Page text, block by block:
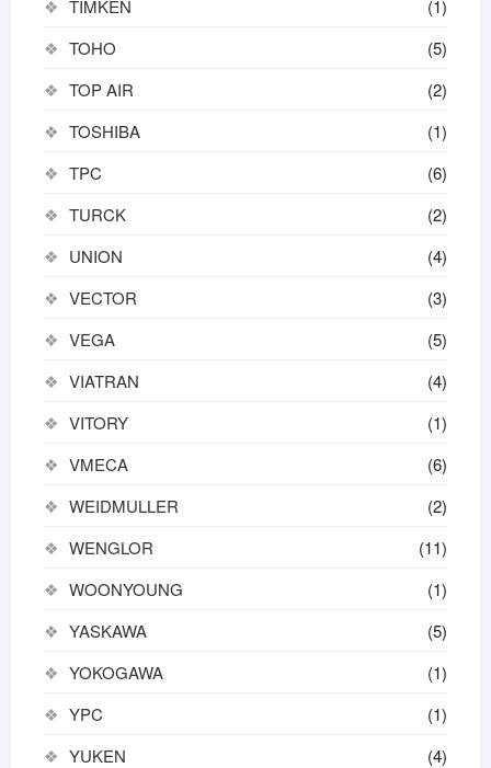
TIMKEN
(1)
TOHO
(5)
TOP AIR
(2)
TOSHIBA
(1)
TPC
(6)
TURCK
(2)
UNION
(4)
VECTOR
(3)
VEGA
(5)
VIATRAN
(4)
VITORY
(1)
VMECA
(6)
WEIDMULLER
(2)
WENGLOR
(11)
WOONYOUNG
(1)
YASKAWA
(5)
YOKOGAWA
(1)
YPC
(1)
YUKEN
(4)